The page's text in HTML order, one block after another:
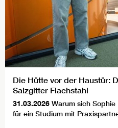
Die Hütte vor der Haustür:
Salzgitter Flachstahl
31.03.2026 Warum sich
für ein Studium mit